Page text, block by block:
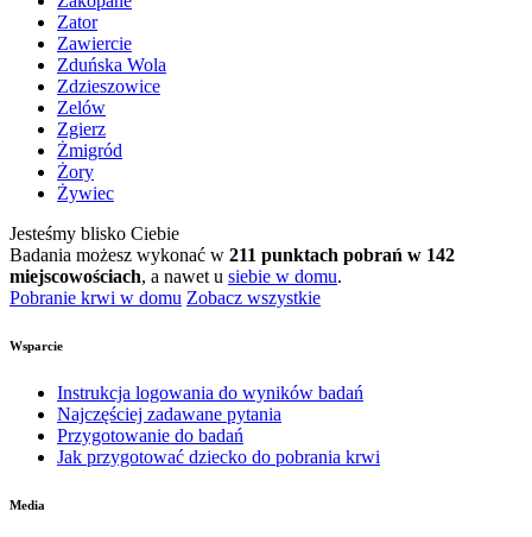
Zator
Zawiercie
Zduńska Wola
Zdzieszowice
Zelów
Zgierz
Żmigród
Żory
Żywiec
Jesteśmy blisko Ciebie
Badania możesz wykonać w 211 punktach pobrań w 142
miejscowościach, a nawet u siebie w domu.
Pobranie krwi w domu Zobacz wszystkie
Wsparcie
Instrukcja logowania do wyników badań
Najczęściej zadawane pytania
Przygotowanie do badań
Jak przygotować dziecko do pobrania krwi
Media